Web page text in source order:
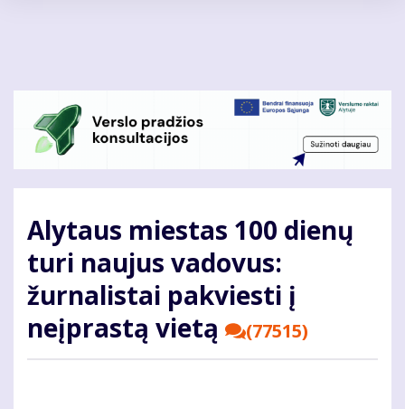
Alytaus miestas 100 dienų
turi naujus vadovus:
žurnalistai pakviesti į
neįprastą vietą
(77515)